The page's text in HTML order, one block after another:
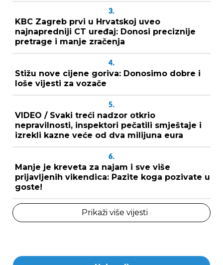
3.
KBC Zagreb prvi u Hrvatskoj uveo
najnapredniji CT uređaj: Donosi preciznije
pretrage i manje zračenja
4.
Stižu nove cijene goriva: Donosimo dobre i
loše vijesti za vozače
5.
VIDEO / Svaki treći nadzor otkrio
nepravilnosti, inspektori pečatili smještaje i
izrekli kazne veće od dva milijuna eura
6.
Manje je kreveta za najam i sve više
prijavljenih vikendica: Pazite koga pozivate u
goste!
Prikaži više vijesti